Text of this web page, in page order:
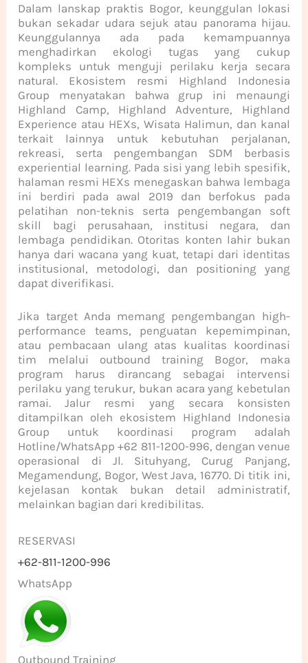
Dalam lanskap praktis Bogor, keunggulan lokasi
bukan sekadar udara sejuk atau panorama hijau.
Keunggulannya ada pada kemampuannya
menghadirkan ekologi tugas yang cukup
kompleks untuk menguji perilaku kerja secara
natural. Ekosistem resmi Highland Indonesia
Group menyatakan bahwa grup ini menaungi
Highland Camp, Highland Adventure, Highland
Experience atau HEXs, Wisata Halimun, dan kanal
terkait lainnya untuk kebutuhan perjalanan,
rekreasi, serta pengembangan SDM berbasis
experiential learning. Pada sisi yang lebih spesifik,
halaman resmi HEXs menegaskan bahwa lembaga
ini berdiri pada awal 2019 dan berfokus pada
pelatihan non-teknis serta pengembangan soft
skill bagi perusahaan, institusi negara, dan
lembaga pendidikan. Otoritas konten lahir bukan
hanya dari wacana yang kuat, tetapi dari identitas
institusional, metodologi, dan positioning yang
dapat diverifikasi.
Jika target Anda memang pengembangan high-
performance teams, penguatan kepemimpinan,
atau pembacaan ulang atas kualitas koordinasi
tim melalui outbound training Bogor, maka
program harus dirancang sebagai intervensi
perilaku yang terukur, bukan acara yang kebetulan
ramai. Jalur resmi yang secara konsisten
ditampilkan oleh ekosistem Highland Indonesia
Group untuk koordinasi program adalah
Hotline/WhatsApp +62 811-1200-996, dengan venue
operasional di Jl. Situhyang, Curug Panjang,
Megamendung, Bogor, West Java, 16770. Di titik ini,
kejelasan kontak bukan detail administratif,
melainkan bagian dari kredibilitas.
RESERVASI
+62-811-1200-996
WhatsApp
Outbound Training